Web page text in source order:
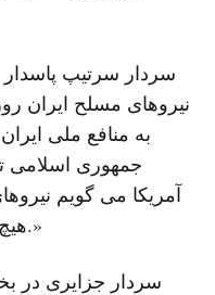
سردار سرتیپ
نیروهای مسلح ایران
به منافع ملی
جمهوری اسلامی
آمریکا می گویم
هیچ توافق غیراصولی را نمی پذیرند.»
سردار جزایری در